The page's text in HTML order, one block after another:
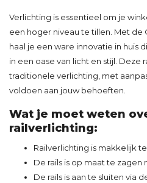
Verlichting is essentieel om je
een hoger niveau te tillen. Met de
haal je een ware innovatie in huis
in een oase van licht en stijl. Deze
traditionele verlichting, met
voldoen aan jouw behoeften.
Wat je moet weten
railverlichting:
Railverlichting is makkelijk
De rails is op maat te zagen
De rails is aan te sluiten via